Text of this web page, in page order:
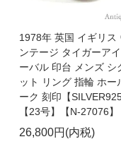
1978年 英国 イギリス
ンテージ タイガーア
ーバル 印台 メンズ シ
ット リング 指輪 ホー
ーク 刻印【SILVER925
【23号】【N-27076】
26,800円(内税)